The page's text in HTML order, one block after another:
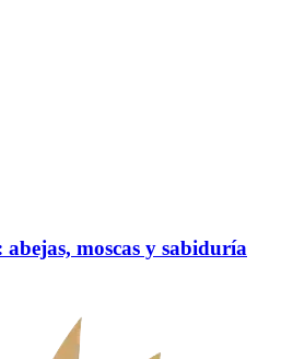
moscas y sabiduría